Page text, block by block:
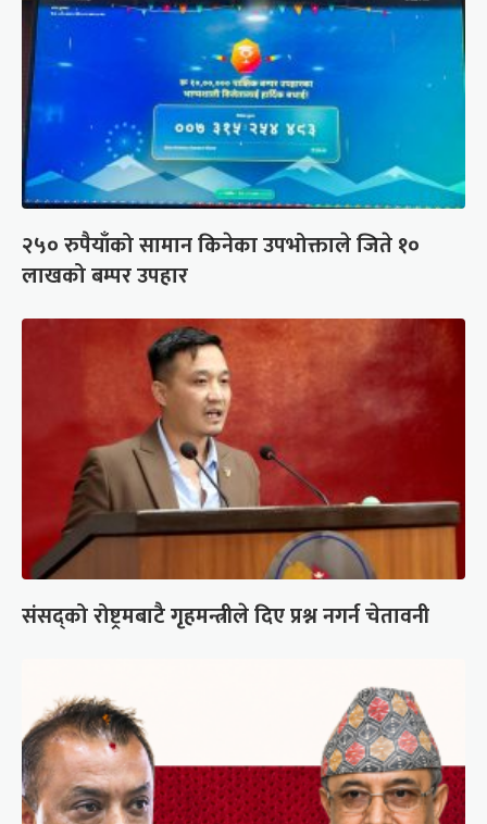
२५० रुपैयाँको सामान किनेका उपभोक्ताले जिते १०
लाखको बम्पर उपहार
संसद्को रोष्ट्रमबाटै गृहमन्त्रीले दिए प्रश्न नगर्न चेतावनी